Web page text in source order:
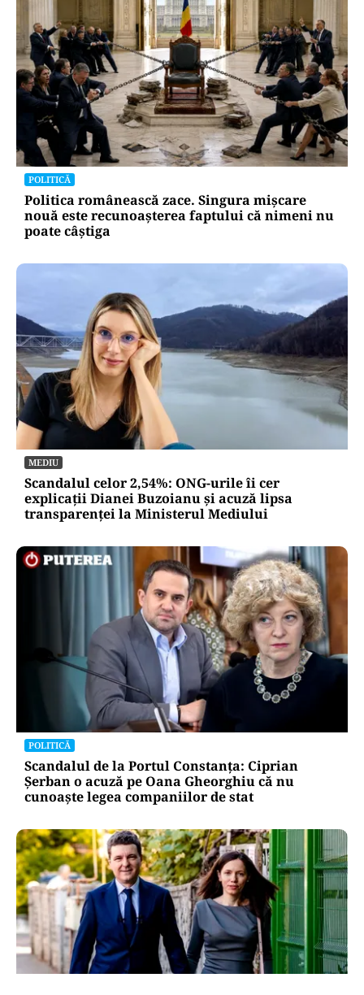
POLITICĂ
Politica românească zace. Singura mișcare
nouă este recunoașterea faptului că nimeni nu
poate câștiga
MEDIU
Scandalul celor 2,54%: ONG-urile îi cer
explicații Dianei Buzoianu și acuză lipsa
transparenței la Ministerul Mediului
POLITICĂ
Scandalul de la Portul Constanța: Ciprian
Șerban o acuză pe Oana Gheorghiu că nu
cunoaște legea companiilor de stat